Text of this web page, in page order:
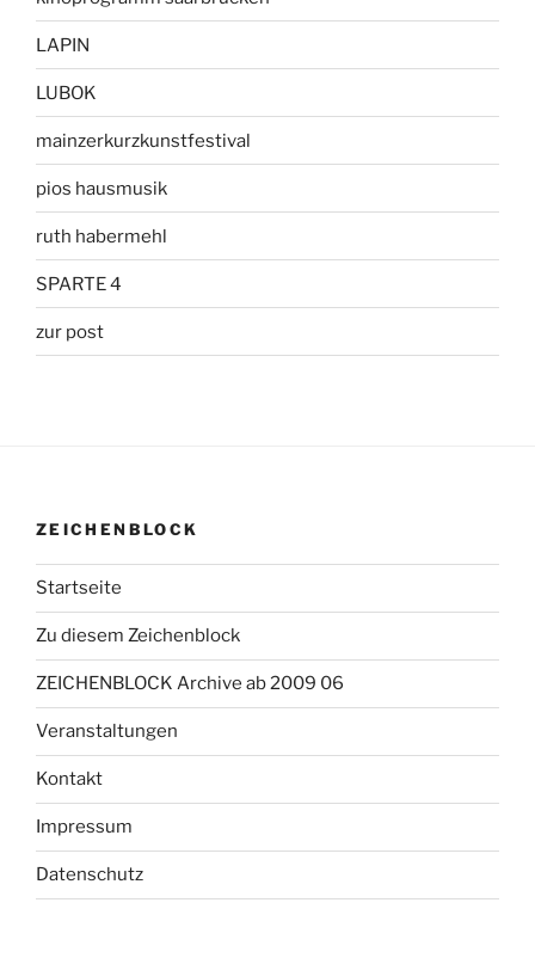
LAPIN
LUBOK
mainzerkurzkunstfestival
pios hausmusik
ruth habermehl
SPARTE 4
zur post
ZEICHENBLOCK
Startseite
Zu diesem Zeichenblock
ZEICHENBLOCK Archive ab 2009 06
Veranstaltungen
Kontakt
Impressum
Datenschutz